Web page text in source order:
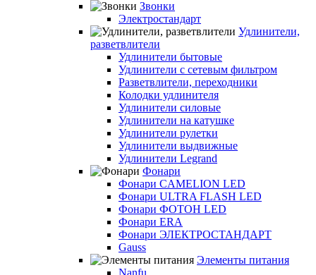
Звонки
Электростандарт
Удлинители,
разветвлители
Удлинители бытовые
Удлинители с сетевым фильтром
Разветвлители, переходники
Колодки удлинителя
Удлинители силовые
Удлинители на катушке
Удлинители рулетки
Удлинители выдвижные
Удлинители Legrand
Фонари
Фонари CAMELION LED
Фонари ULTRA FLASH LED
Фонари ФОТОН LED
Фонари ERA
Фонари ЭЛЕКТРОСТАНДАРТ
Gauss
Элементы питания
Nanfu